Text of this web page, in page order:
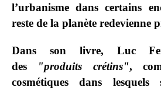
l’urbanisme dans certains
reste de la planète redevienne
Dans son livre, Luc
des "produits crétins",
cosmétiques dans